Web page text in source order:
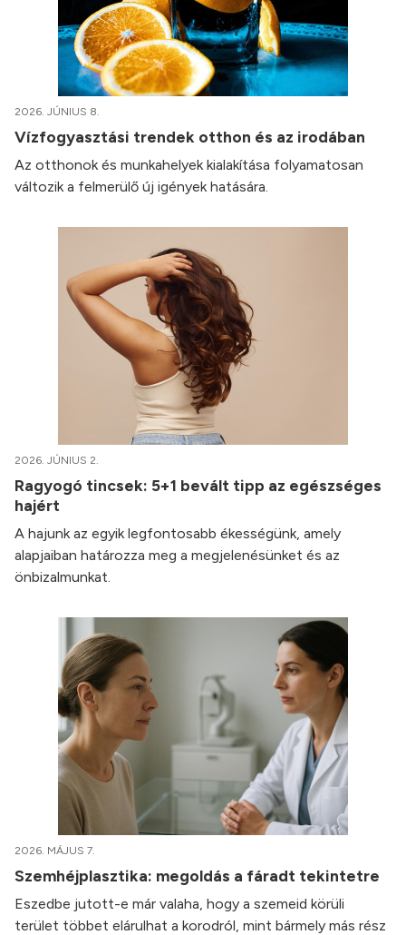
2026. JÚNIUS 8.
Vízfogyasztási trendek otthon és az irodában
Az otthonok és munkahelyek kialakítása folyamatosan
változik a felmerülő új igények hatására.
2026. JÚNIUS 2.
Ragyogó tincsek: 5+1 bevált tipp az egészséges
hajért
A hajunk az egyik legfontosabb ékességünk, amely
alapjaiban határozza meg a megjelenésünket és az
önbizalmunkat.
2026. MÁJUS 7.
Szemhéjplasztika: megoldás a fáradt tekintetre
Eszedbe jutott-e már valaha, hogy a szemeid körüli
terület többet elárulhat a korodról, mint bármely más rész